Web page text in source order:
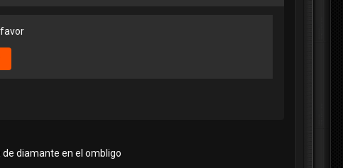
diamante en el ombligo